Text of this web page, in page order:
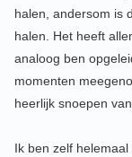
halen, andersom is
halen. Het heeft
analoog ben
momenten
heerlijk snoepen
Ik ben zelf